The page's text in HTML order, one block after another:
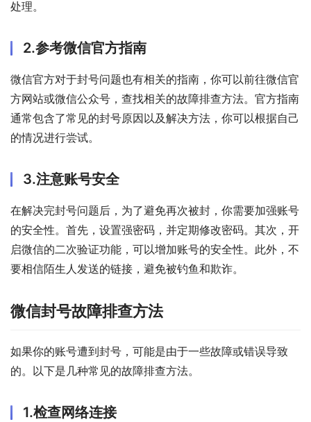
处理。
2.参考微信官方指南
微信官方对于封号问题也有相关的指南，你可以前往微信官
方网站或微信公众号，查找相关的故障排查方法。官方指南
通常包含了常见的封号原因以及解决方法，你可以根据自己
的情况进行尝试。
3.注意账号安全
在解决完封号问题后，为了避免再次被封，你需要加强账号
的安全性。首先，设置强密码，并定期修改密码。其次，开
启微信的二次验证功能，可以增加账号的安全性。此外，不
要相信陌生人发送的链接，避免被钓鱼和欺诈。
微信封号故障排查方法
如果你的账号遭到封号，可能是由于一些故障或错误导致
的。以下是几种常见的故障排查方法。
1.检查网络连接